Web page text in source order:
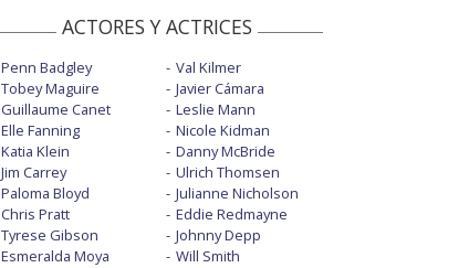
ACTORES Y ACTRICES
Penn Badgley
Tobey Maguire
Guillaume Canet
Elle Fanning
Katia Klein
Jim Carrey
Paloma Bloyd
Chris Pratt
Tyrese Gibson
Esmeralda Moya
Val Kilmer
Javier Cámara
Leslie Mann
Nicole Kidman
Danny McBride
Ulrich Thomsen
Julianne Nicholson
Eddie Redmayne
Johnny Depp
Will Smith